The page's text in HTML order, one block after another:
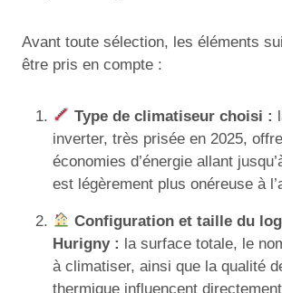
Avant toute sélection, les éléments
être pris en compte :
Type de climatiseur choisi :
inverter, très prisée en 2025,
économies d’énergie allant
est légèrement plus onéreuse à
Configuration et taille du
Hurigny : la surface totale, le
à climatiser, ainsi que la qualité
thermique influencent